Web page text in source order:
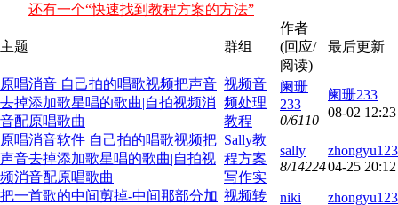
还有一个“快速找到教程方案的方法”
主题 群组
作者
(回应/
阅读)
最后更新
原唱消音 自己拍的唱歌视频把声音
去掉添加歌星唱的歌曲|自拍视频消
音配原唱歌曲
视频音
频处理
教程
阑珊
233
0/6110
阑珊233
08-02 12:23
原唱消音软件 自己拍的唱歌视频把
声音去掉添加歌星唱的歌曲|自拍视
频消音配原唱歌曲
Sally教
程方案
写作实
sally
8/14224
zhongyu123
04-25 20:12
把一首歌的中间剪掉-中间那部分加 视频转 niki zhongyu123